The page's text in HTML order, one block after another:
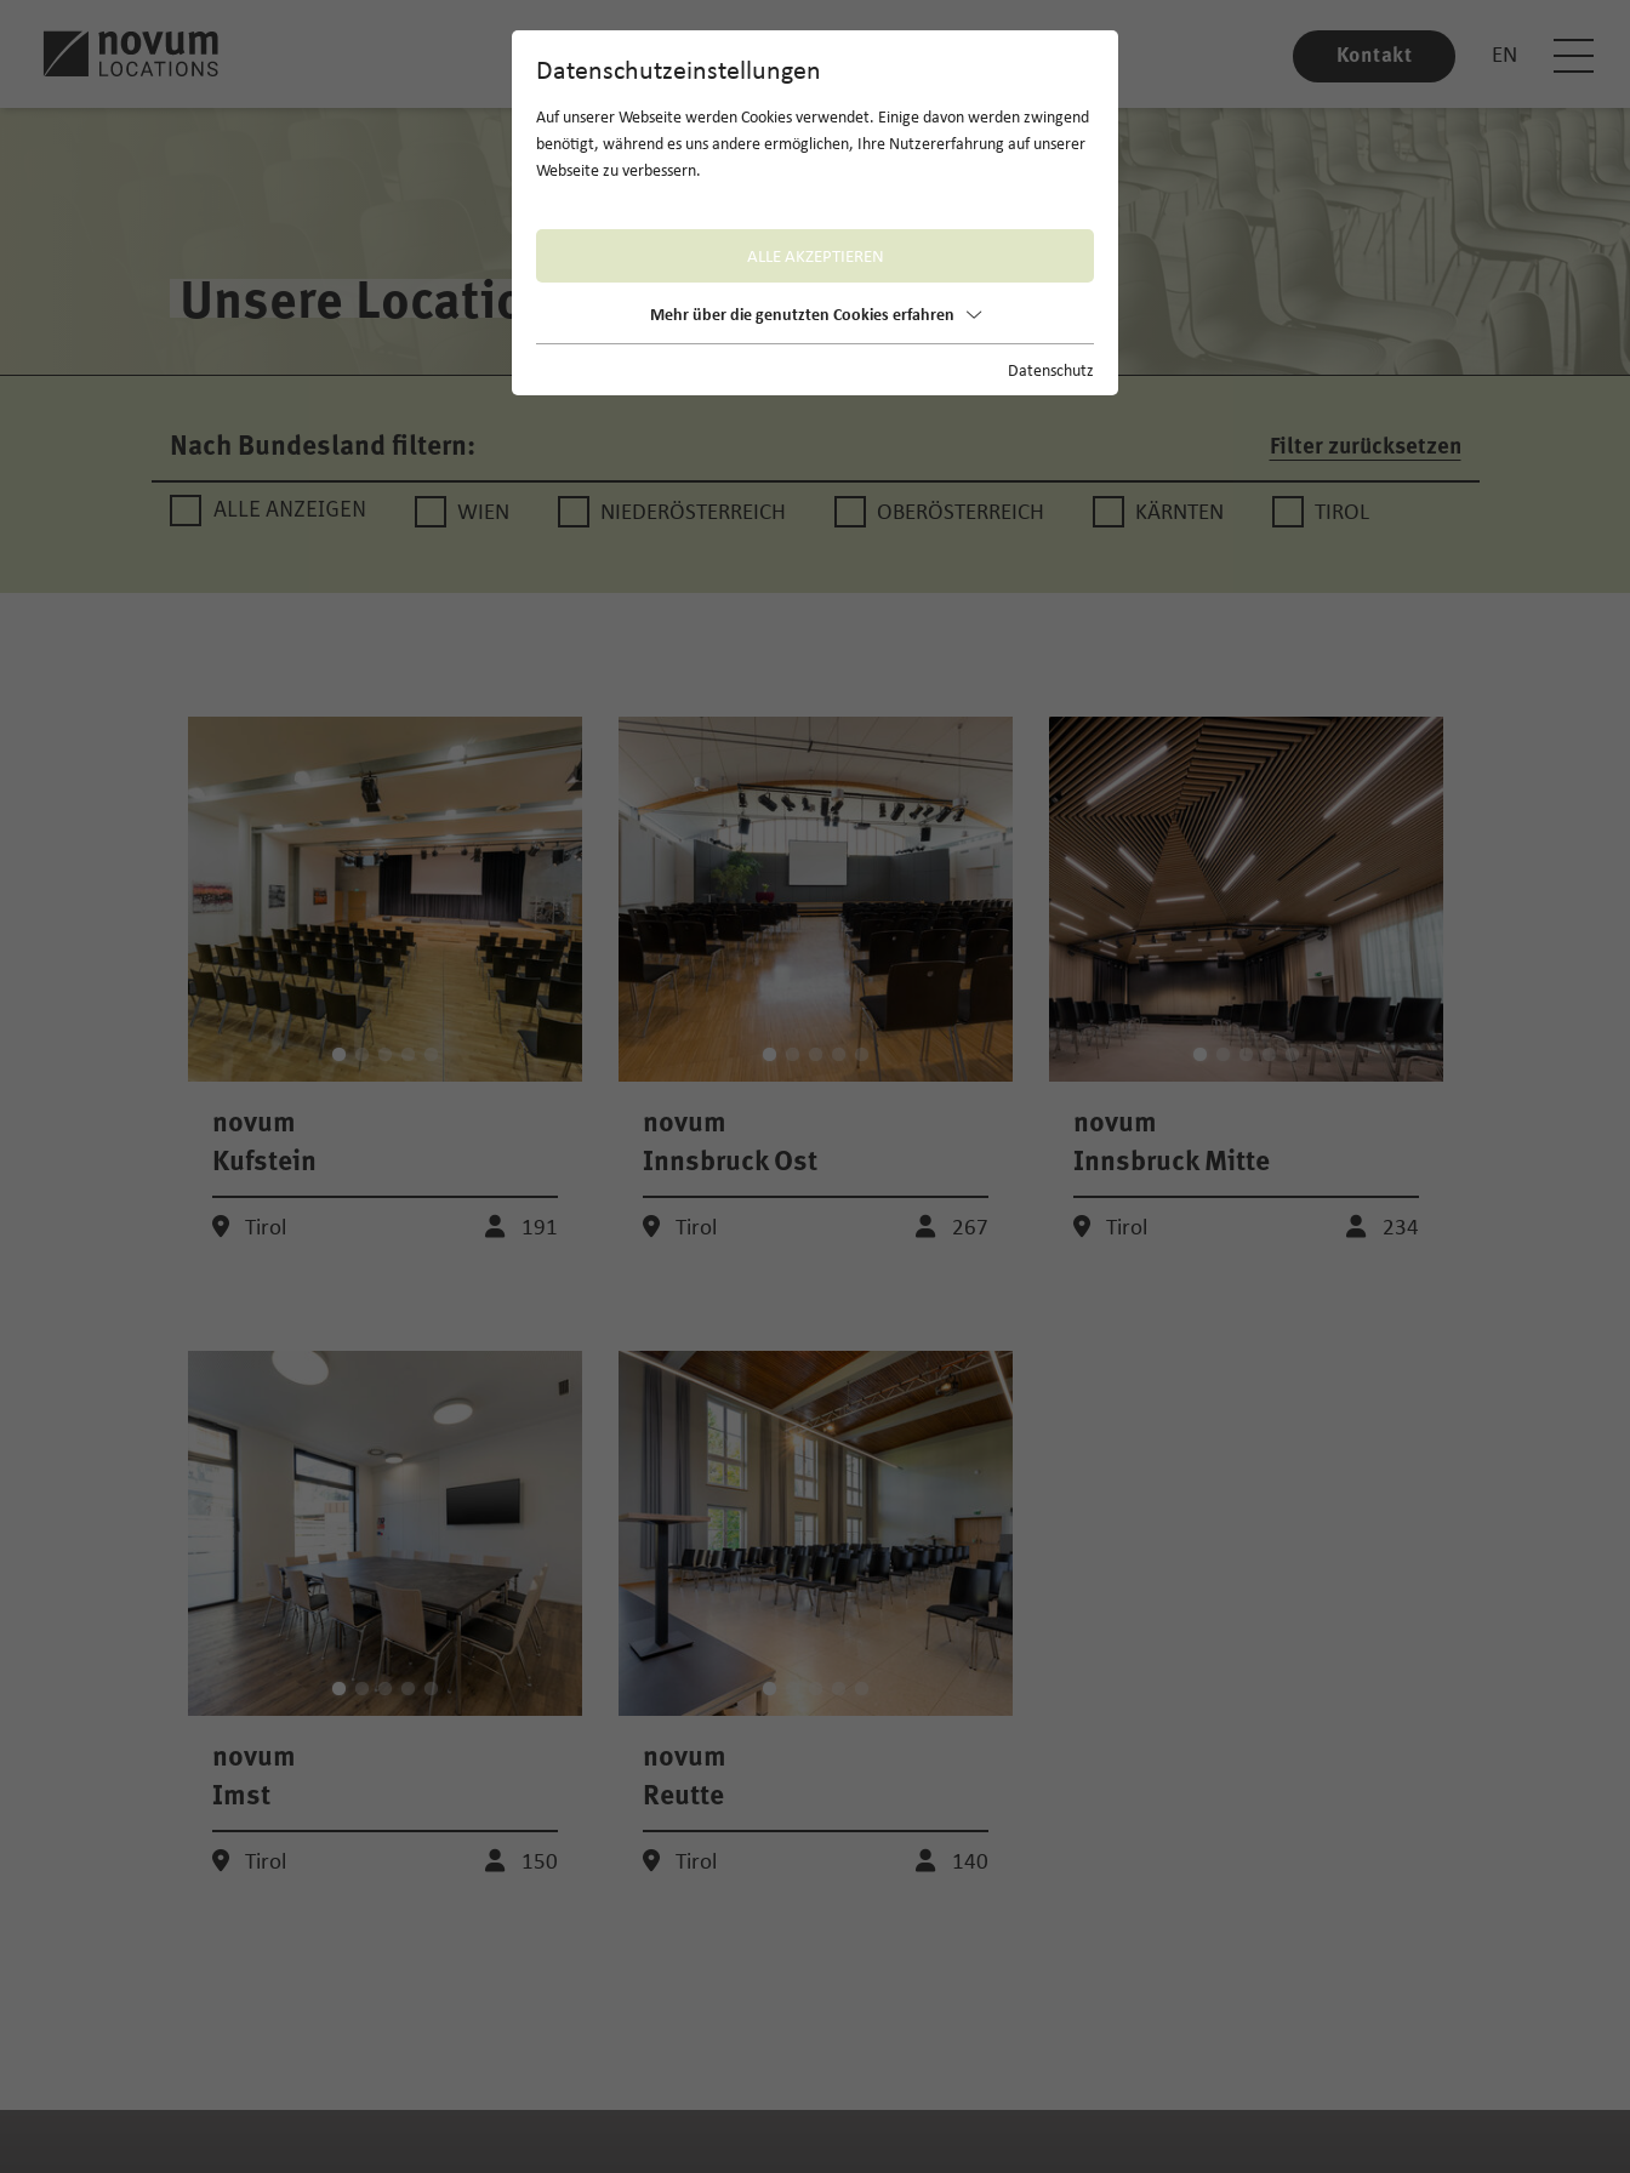
Kontakt EN
Unsere Locations
Nach Bundesland filtern: Filter zurücksetzen
ALLE ANZEIGEN WIEN NIEDERÖSTERREICH OBERÖSTERREICH KÄRNTEN TIROL
novum
Kufstein
Tirol 191
novum
Innsbruck Ost
Tirol 267
novum
Innsbruck Mitte
Tirol 234
novum
Imst
Tirol 150
novum
Reutte
Tirol 140
Datenschutzeinstellungen
Auf unserer Webseite werden Cookies verwendet. Einige davon werden zwingend
benötigt, während es uns andere ermöglichen, Ihre Nutzererfahrung auf unserer
Webseite zu verbessern.
ALLE AKZEPTIEREN
Mehr über die genutzten Cookies erfahren
Datenschutz